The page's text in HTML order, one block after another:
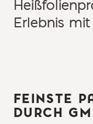
Erlebnis
FEINSTE
DURCH